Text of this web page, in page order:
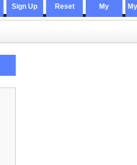
Sign Up Reset My